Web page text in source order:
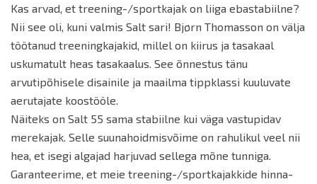
Kas arvad, et treening-/sportkajak on liiga ebastabiilne?
Nii see oli, kuni valmis Salt sari! Bjørn Thomasson on välja
töötanud treeningkajakid, millel on kiirus ja tasakaal
uskumatult heas tasakaalus. See õnnestus tänu
arvutipõhisele disainile ja maailma tippklassi kuuluvate
aerutajate koostööle.
Näiteks on Salt 55 sama stabiilne kui väga vastupidav
merekajak. Selle suunahoidmisvõime on rahulikul veel nii
hea, et isegi algajad harjuvad sellega mõne tunniga.
Garanteerime, et meie treening-/sportkajakkide hinna-